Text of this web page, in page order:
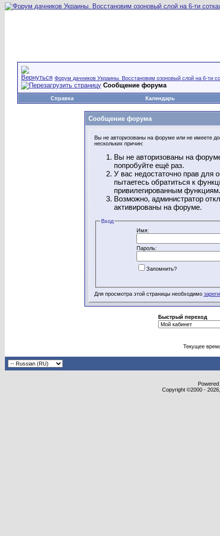
Форум дачников Украины. Восстановим озоновый слой на 6-ти
Сообщение форума
Справка Календарь
Сообщение форума
Вы не авторизованы на форуме или не имеете
нескольких причин:
Вы не авторизованы на
попробуйте ещё раз.
У вас недостаточно прав для
пытаетесь обратиться к
привилегированным функциям.
Возможно, администратор
активированы на форуме.
Вход
Имя:
Пароль:
Запомнить?
Для просмотра этой страницы необходимо
Быстрый переход
Текущее
Copyright ©2000 -